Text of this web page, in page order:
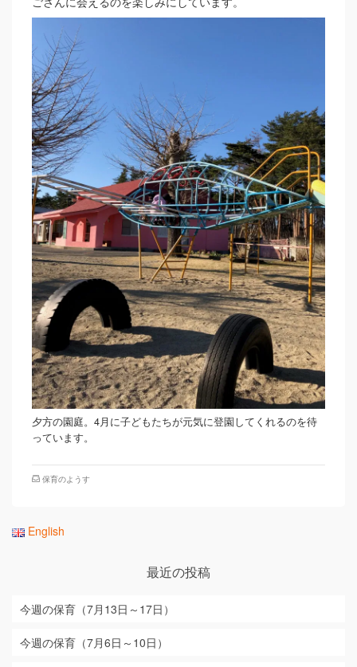
夕方の園庭。4月に子どもたちが元気に登園してくれるのを待
っています。
保育のようす
English
最近の投稿
今週の保育（7月13日～17日）
今週の保育（7月6日～10日）